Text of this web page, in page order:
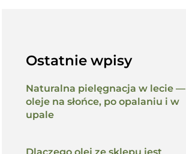
Ostatnie wpisy
Naturalna pielęgnacja w lecie —
oleje na słońce, po opalaniu i w
upale